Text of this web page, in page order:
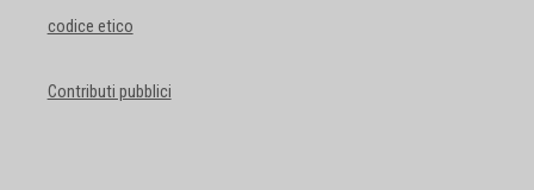
codice etico
Contributi pubblici